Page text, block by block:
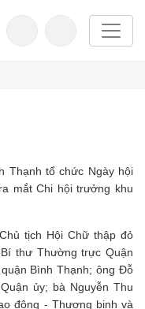
Thạnh tổ chức Ngày hội
mắt Chi hội trưởng khu
tịch Hội Chữ thập đỏ
thư Thường trực Quận
Bình Thạnh; ông Đỗ
ủy; bà Nguyễn Thu
động - Thương binh và